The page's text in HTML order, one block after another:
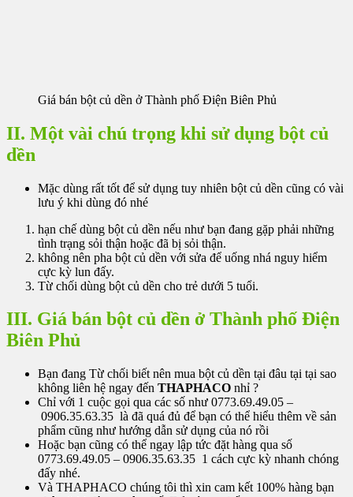
Giá bán bột củ dền ở Thành phố Điện Biên Phủ
II. Một vài chú trọng khi sử dụng bột củ
dền
Mặc dùng rất tốt để sử dụng tuy nhiên bột củ dền cũng có vài
lưu ý khi dùng đó nhé
hạn chế dùng bột củ dền nếu như bạn đang gặp phải những
tình trạng sỏi thận hoặc đã bị sỏi thận.
không nên pha bột củ dền với sửa để uống nhá nguy hiểm
cực kỳ lun đấy.
Từ chối dùng bột củ dền cho trẻ dưới 5 tuổi.
III. Giá bán bột củ dền ở Thành phố Điện
Biên Phủ
Bạn đang Từ chối biết nên mua bột củ dền tại đâu tại tại sao
không liên hệ ngay đến THAPHACO nhỉ ?
Chỉ với 1 cuộc gọi qua các số như 0773.69.49.05 –
0906.35.63.35 là đã quá đủ để bạn có thể hiểu thêm về sản
phẩm cũng như hướng dẫn sử dụng của nó rồi
Hoặc bạn cũng có thể ngay lập tức đặt hàng qua số
0773.69.49.05 – 0906.35.63.35 1 cách cực kỳ nhanh chóng
đấy nhé.
Và THAPHACO chúng tôi thì xin cam kết 100% hàng bạn